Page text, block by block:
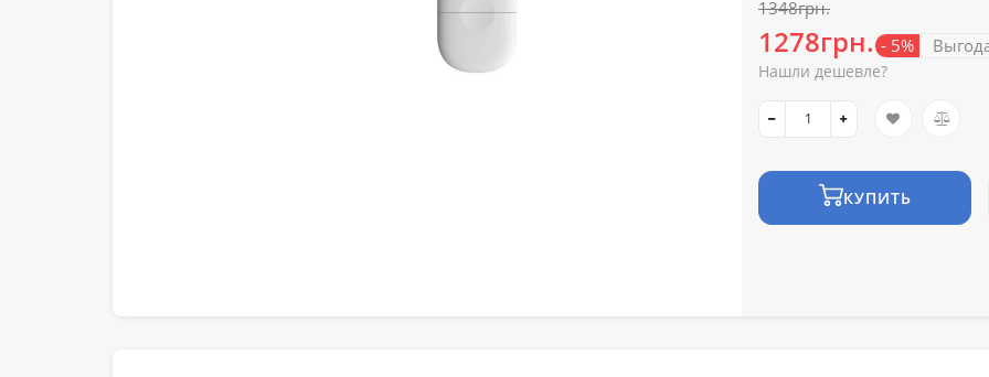
1348грн.
1278грн. - 5%
Нашли дешевле?
КУПИТЬ